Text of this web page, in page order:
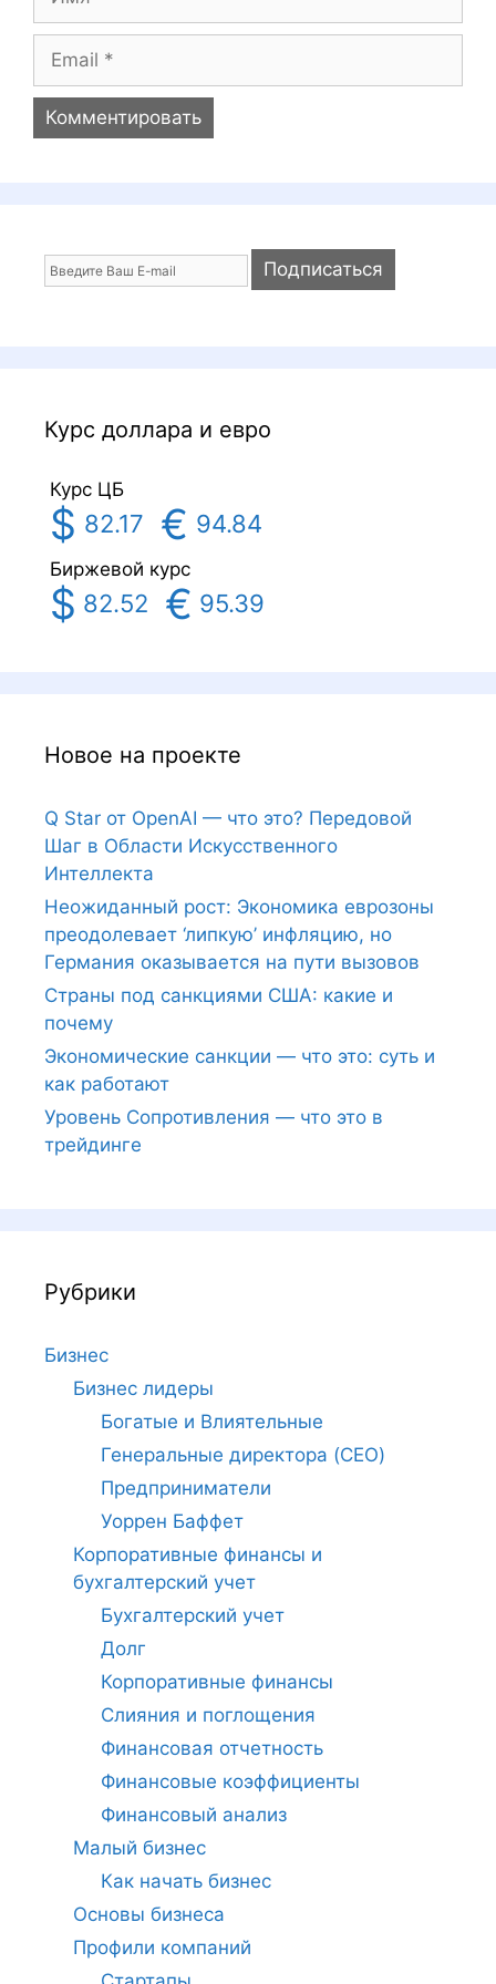
я
a
Курс доллара и евро
Курс ЦБ
$ 82.17 € 94.84
Биржевой курс
$ 82.52 € 95.39
Новое на проекте
Q Star от OpenAI — что это? Передовой
Шаг в Области Искусственного
Интеллекта
Неожиданный рост: Экономика еврозоны
преодолевает ‘липкую’ инфляцию, но
Германия оказывается на пути вызовов
Страны под санкциями США: какие и
почему
Экономические санкции — что это: суть и
как работают
Уровень Сопротивления — что это в
трейдинге
Рубрики
Бизнес
Бизнес лидеры
Богатые и Влиятельные
Генеральные директора (CEO)
Предприниматели
Уоррен Баффет
Корпоративные финансы и
бухгалтерский учет
Бухгалтерский учет
Долг
Корпоративные финансы
Слияния и поглощения
Финансовая отчетность
Финансовые коэффициенты
Финансовый анализ
Малый бизнес
Как начать бизнес
Основы бизнеса
Профили компаний